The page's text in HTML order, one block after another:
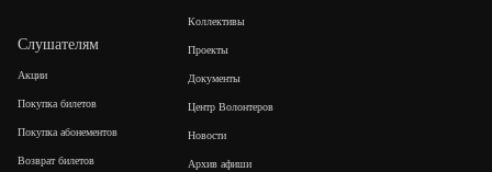
Слушателям
Акции
Покупка билетов
Покупка абонементов
Возврат билетов
Коллективы
Проекты
Документы
Центр Волонтеров
Новости
Архив афиши